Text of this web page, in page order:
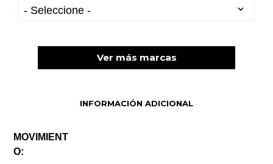
Ver más marcas
INFORMACIÓN ADICIONAL
MOVIMIENT
O: